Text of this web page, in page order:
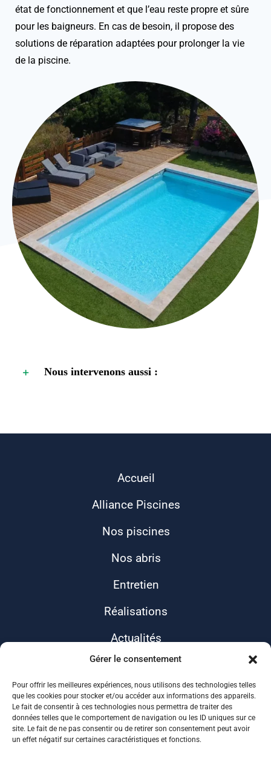
Gérer le consentement
Pour offrir les meilleures expériences, nous utilisons des technologies telles
que les cookies pour stocker et/ou accéder aux informations des appareils.
Le fait de consentir à ces technologies nous permettra de traiter des
données telles que le comportement de navigation ou les ID uniques sur ce
site. Le fait de ne pas consentir ou de retirer son consentement peut avoir
un effet négatif sur certaines caractéristiques et fonctions.
état de fonctionnement et que l’eau reste propre et sûre
pour les baigneurs. En cas de besoin, il propose des
solutions de réparation adaptées pour prolonger la vie
de la piscine.
Nous intervenons aussi :
Accueil
Alliance Piscines
Nos piscines
Nos abris
Entretien
Réalisations
Actualités
Contact